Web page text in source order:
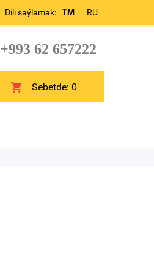
Dili saýlamak: TM RU
+993 62 657222
Sebetde:0